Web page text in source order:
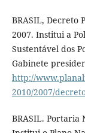
BRASIL, Decreto
2007. Institui a
Sustentável dos
Gabinete
http://
2010/2007/
BRASIL. Portaria